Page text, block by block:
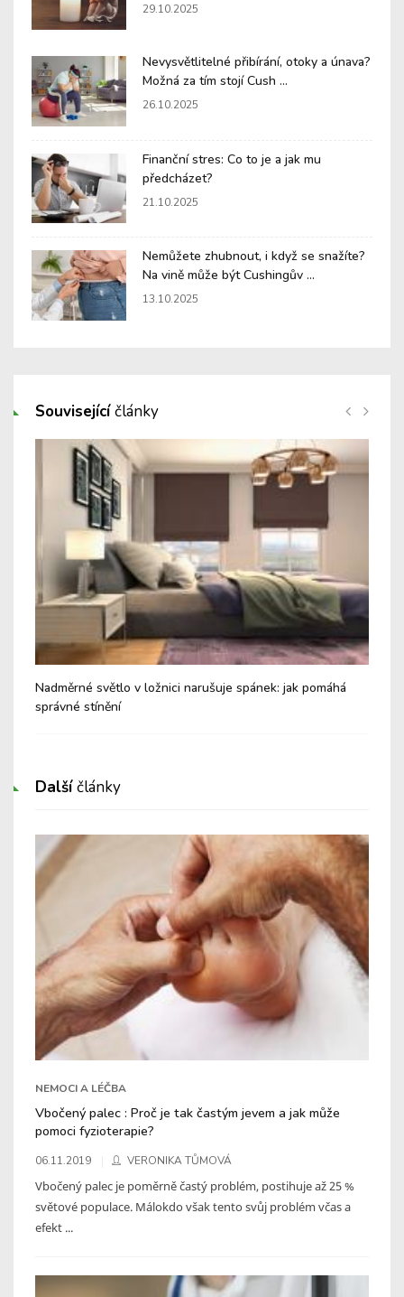
29.10.2025
Nevysvětlitelné přibírání, otoky a únava?
Možná za tím stojí Cush ...
26.10.2025
Finanční stres: Co to je a jak mu
předcházet?
21.10.2025
Nemůžete zhubnout, i když se snažíte?
Na vině může být Cushingův ...
13.10.2025
Souvisejícíčlánky
Nadměrné světlo v ložnici narušuje spánek: jak pomáhá
správné stínění
Dalšíčlánky
NEMOCI A LÉČBA
Vbočený palec : Proč je tak častým jevem a jak může
pomoci fyzioterapie?
06.11.2019 VERONIKA TŮMOVÁ
Vbočený palec je poměrně častý problém, postihuje až 25 %
světové populace. Málokdo však tento svůj problém včas a
efekt ...